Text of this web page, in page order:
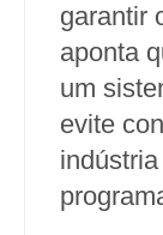
garantir
aponta
um
evite